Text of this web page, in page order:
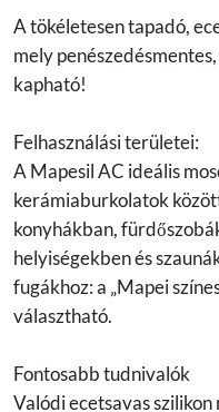
A tökéletesen tapadó,
mely
kapható!
Felhasználási területei:
A Mapesil AC ideális
kerámiaburkolatok
konyhákban,
helyiségekben és
fugákhoz: a „Mapei
választható.
Fontosabb tudnivalók
Valódi ecetsavas